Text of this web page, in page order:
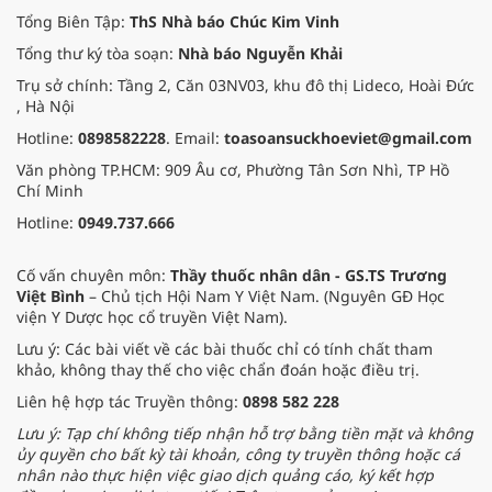
Euromoney, FinanceAsia và Global
Finance.
Tổng Biên Tập: ThS Nhà báo Chúc Kim Vinh
Tổng thư ký tòa soạn: Nhà báo Nguyễn Khải
Trụ sở chính: Tầng 2, Căn 03NV03, khu đô thị Lideco, Hoài Đức
, Hà Nội
Hotline: 0898582228. Email: toasoansuckhoeviet@gmail.com
Văn phòng TP.HCM: 909 Âu cơ, Phường Tân Sơn Nhì, TP Hồ
Chí Minh
Hotline: 0949.737.666
Cố vấn chuyên môn: Thầy thuốc nhân dân - GS.TS Trương
Việt Bình – Chủ tịch Hội Nam Y Việt Nam. (Nguyên GĐ Học
viện Y Dược học cổ truyền Việt Nam).
Lưu ý: Các bài viết về các bài thuốc chỉ có tính chất tham
khảo, không thay thế cho việc chẩn đoán hoặc điều trị.
Liên hệ hợp tác Truyền thông: 0898 582 228
Lưu ý: Tạp chí không tiếp nhận hỗ trợ bằng tiền mặt và không
ủy quyền cho bất kỳ tài khoản, công ty truyền thông hoặc cá
nhân nào thực hiện việc giao dịch quảng cáo, ký kết hợp